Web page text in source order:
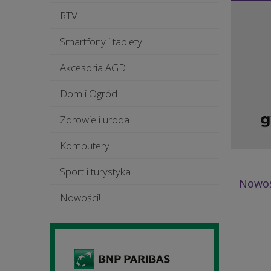
RTV
Smartfony i tablety
Akcesoria AGD
Dom i Ogród
Zdrowie i uroda
Komputery
Sport i turystyka
Nowości!